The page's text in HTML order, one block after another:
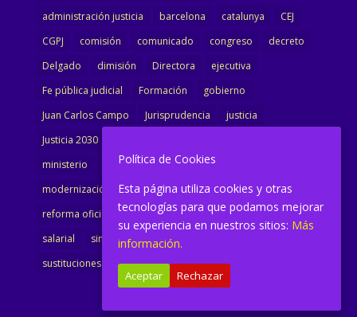
administración justicia
barcelona catalunya
CEJ
CGPJ
comisión comunicado congreso
decreto
Delgado
dimisión Directora
ejecutiva
Fe pública judicial
Formación
gobierno
Juan Carlos Campo
Jurisprudencia
justicia
Justicia 2030
ministerio
Ministra Justicia
Ministro de Justicia
modernización
noticias Portavoz
reforma
reforma oficina
renovación retribuciones
reunión
salarial
sindicalismo sindicato
sustituciones
Textualización Transcripciones
Política de Cookies
Esta página utiliza cookies y otras
tecnologías para que podamos mejorar
su experiencia en nuestros sitios: Más
información.
Aceptar Rechazar